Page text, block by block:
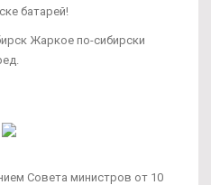
батарей!
Жаркое по-сибирски
Совета министров от 10